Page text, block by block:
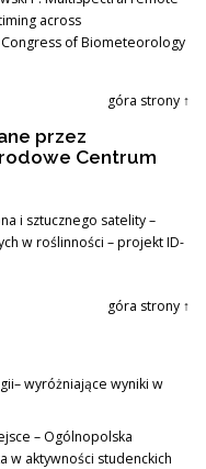
across
of Biometeorology
góra strony ↑
przez
Centrum
i sztucznego satelity –
w roślinności – projekt ID-
góra strony ↑
wyróżniające wyniki w
– Ogólnopolska
w aktywności studenckich